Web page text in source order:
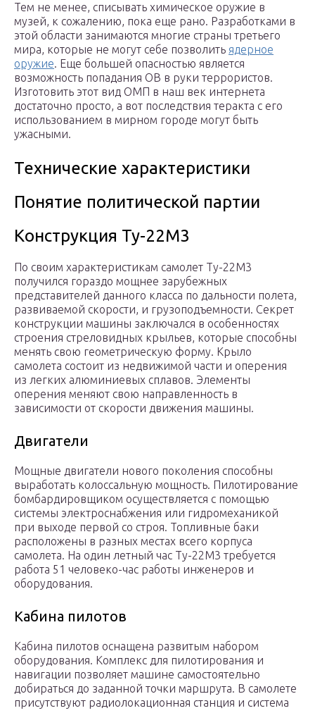
Тем не менее, списывать химическое оружие в
музей, к сожалению, пока еще рано. Разработками в
этой области занимаются многие страны третьего
мира, которые не могут себе позволить ядерное
оружие. Еще большей опасностью является
возможность попадания ОВ в руки террористов.
Изготовить этот вид ОМП в наш век интернета
достаточно просто, а вот последствия теракта с его
использованием в мирном городе могут быть
ужасными.
Технические характеристики
Понятие политической партии
Конструкция Ту-22М3
По своим характеристикам самолет Ту-22М3
получился гораздо мощнее зарубежных
представителей данного класса по дальности полета,
развиваемой скорости, и грузоподъемности. Секрет
конструкции машины заключался в особенностях
строения стреловидных крыльев, которые способны
менять свою геометрическую форму. Крыло
самолета состоит из недвижимой части и оперения
из легких алюминиевых сплавов. Элементы
оперения меняют свою направленность в
зависимости от скорости движения машины.
Двигатели
Мощные двигатели нового поколения способны
выработать колоссальную мощность. Пилотирование
бомбардировщиком осуществляется с помощью
системы электроснабжения или гидромеханикой
при выходе первой со строя. Топливные баки
расположены в разных местах всего корпуса
самолета. На один летный час Ту-22М3 требуется
работа 51 человеко-час работы инженеров и
оборудования.
Кабина пилотов
Кабина пилотов оснащена развитым набором
оборудования. Комплекс для пилотирования и
навигации позволяет машине самостоятельно
добираться до заданной точки маршрута. В самолете
присутствуют радиолокационная станция и система